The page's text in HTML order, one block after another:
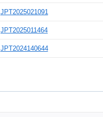
JPT2025021091
JPT2025011464
JPT2024140644